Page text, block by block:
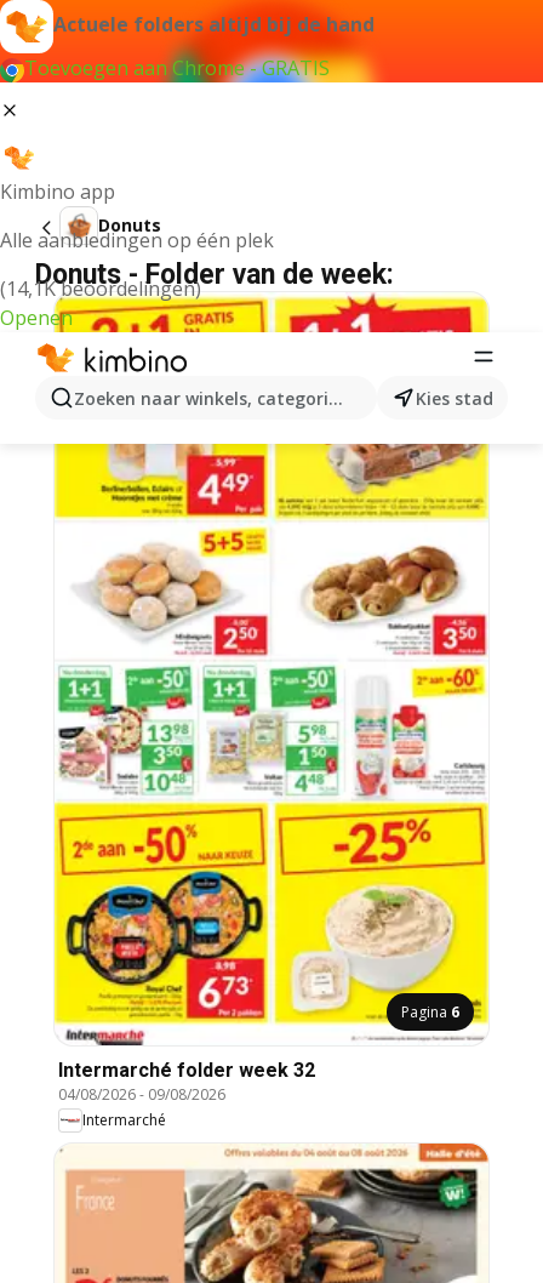
Actuele folders altijd bij de hand
Toevoegen aan Chrome - GRATIS
Kimbino app
Alle aanbiedingen op één plek
(14,1K beoordelingen)
Openen
Zoeken naar winkels, categorieën, producten...
Kies stad
Donuts
Donuts - Folder van de week:
Pagina 6
Intermarché folder week 32
04/08/2026- 09/08/2026
Intermarché